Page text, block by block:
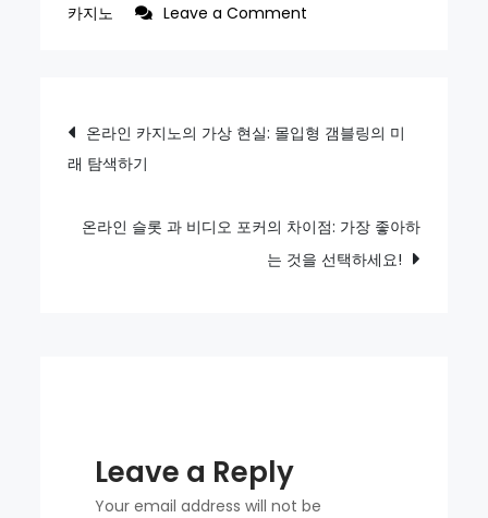
카지노
Leave a Comment
인
으
로
산
Post
navigation
온라인 카지노의 가상 현실: 몰입형 갬블링의 미
래 탐색하기
온라인 슬롯 과 비디오 포커의 차이점: 가장 좋아하
는 것을 선택하세요!
Leave a Reply
Your email address will not be